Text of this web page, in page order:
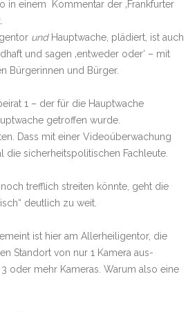
in einem Kommentar der ‚Frankfurter
undHauptwache, plädiert, ist auch
und sagen ‚entweder oder‘ – mit
Bürgerinnen und Bürger.
1 – der für die Hauptwache
getroffen wurde.
Dass mit einer Videoüberwachung
die sicherheitspolitischen Fachleute.
trefflich streiten könnte, geht die
deutlich zu weit.
ist hier am Allerheiligentor, die
Standort von nur 1 Kamera aus­
oder mehr Kameras. Warum also eine